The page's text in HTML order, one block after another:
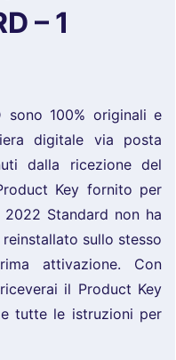
– 1
sono 100% originali e
digitale via posta
dalla ricezione del
Key fornito per
Standard non ha
sullo stesso
attivazione. Con
il Product Key
tutte le istruzioni per